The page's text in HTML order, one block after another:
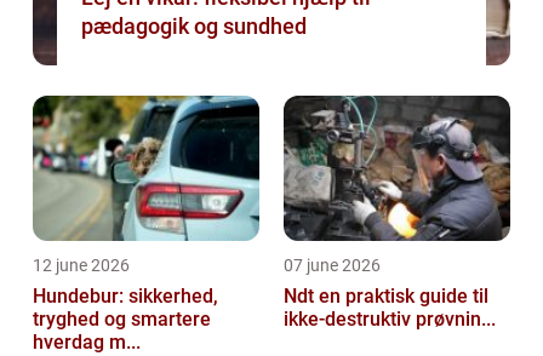
pædagogik og sundhed
12 june 2026
Hundebur: sikkerhed,
tryghed og smartere
hverdag m...
07 june 2026
Ndt en praktisk guide til
ikke-destruktiv prøvnin...